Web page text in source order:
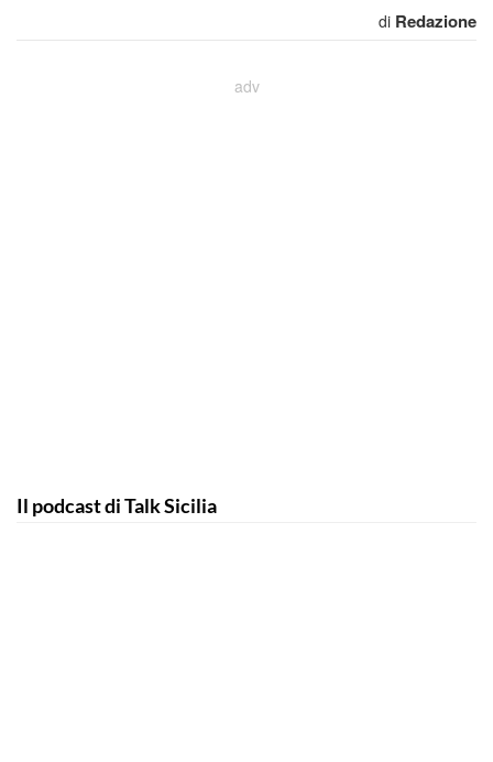
di Redazione
Il podcast di Talk Sicilia